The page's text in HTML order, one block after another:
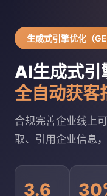
生成式引擎优化（
AI生成式引
全自动获客
合规完善企业线上
取、引用企业信息
3.6